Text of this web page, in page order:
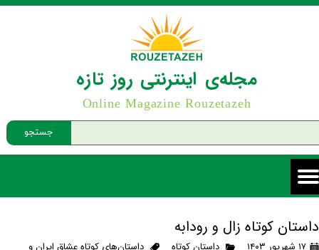
جستجو
مجله‌ی اینترنتی روز تازه
Online Magazine Rouzetazeh
داستان کوتاه زال و رودابه
۱۷ شهریور ۱۴۰۳ داستان کوتاه
داستان‌های کوتاه عشاق ایران و